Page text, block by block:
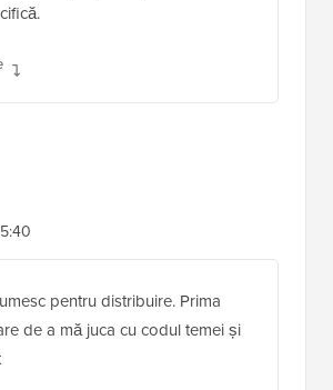
pentru distribuire. Prima
de a mă juca cu codul temei și